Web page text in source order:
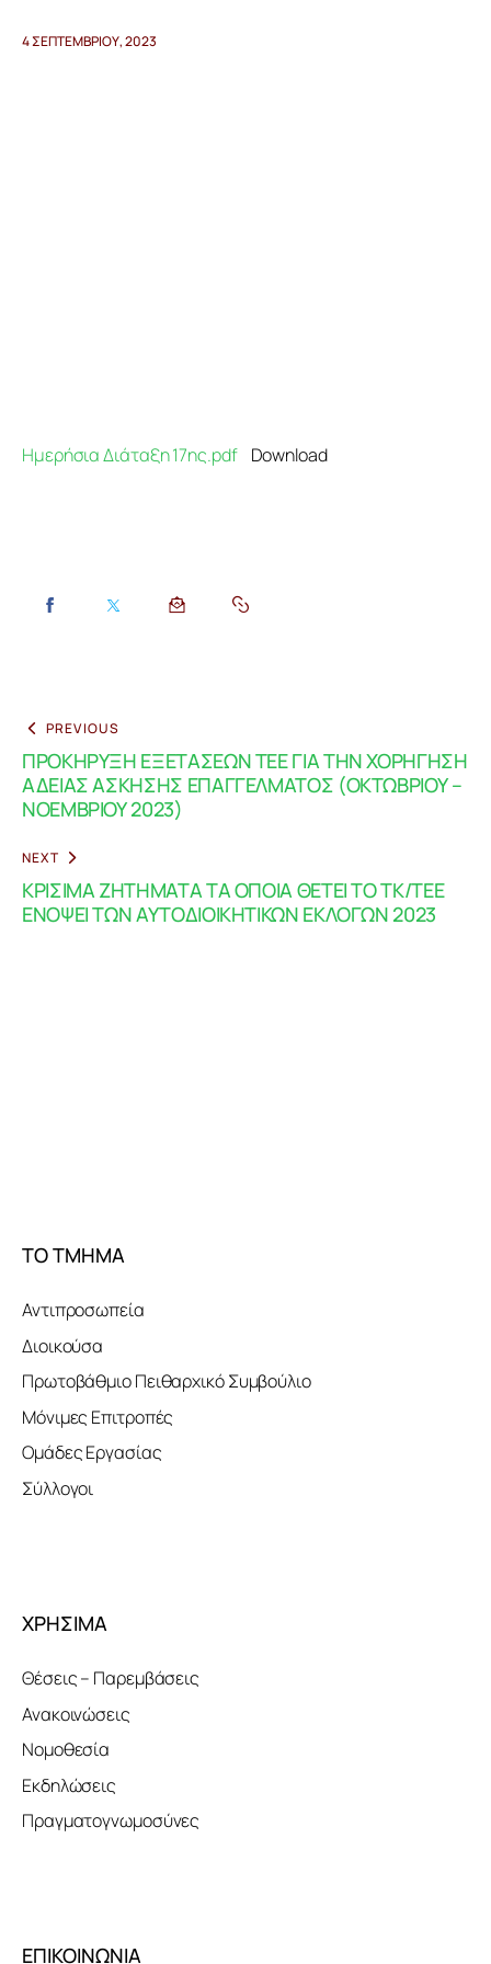
Προγράμματα
4 ΣΕΠΤΕΜΒΡΊΟΥ, 2023
Ημερήσια Διάταξη 17ης.pdf Download
PREVIOUS
ΠΡΟΚΗΡΥΞΗ ΕΞΕΤΑΣΕΩΝ ΤΕΕ ΓΙΑ ΤΗΝ ΧΟΡΗΓΗΣΗ
ΑΔΕΙΑΣ ΑΣΚΗΣΗΣ ΕΠΑΓΓΕΛΜΑΤΟΣ (ΟΚΤΩΒΡΙΟΥ –
ΝΟΕΜΒΡΙΟΥ 2023)
NEXT
ΚΡΙΣΙΜΑ ΖΗΤΗΜΑΤΑ ΤΑ ΟΠΟΙΑ ΘΕΤΕΙ ΤΟ ΤΚ/ΤΕΕ
ΕΝΟΨΕΙ ΤΩΝ ΑΥΤΟΔΙΟΙΚΗΤΙΚΩΝ ΕΚΛΟΓΩΝ 2023
ΤΟ ΤΜΗΜΑ
Αντιπροσωπεία
Διοικούσα
Πρωτοβάθμιο Πειθαρχικό Συμβούλιο
Μόνιμες Επιτροπές
Ομάδες Εργασίας
Σύλλογοι
ΧΡΗΣΙΜΑ
Θέσεις – Παρεμβάσεις
Ανακοινώσεις
Νομοθεσία
Εκδηλώσεις
Πραγματογνωμοσύνες
ΕΠΙΚΟΙΝΩΝΙΑ